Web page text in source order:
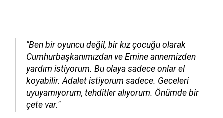
"Ben bir oyuncu değil, bir kız çocuğu olarak
Cumhurbaşkanımızdan ve Emine annemizden
yardım istiyorum. Bu olaya sadece onlar el
koyabilir. Adalet istiyorum sadece. Geceleri
uyuyamıyorum, tehditler alıyorum. Önümde bir
çete var."